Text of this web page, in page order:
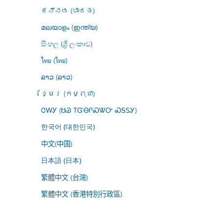
ಕನ್ನಡ (ಭಾರತ)
മലയാളം (ഇന്ത്യ)
සිංහල (ශ්‍රී ලංකාව)
ไทย (ไทย)
ລາວ (ລາວ)
ខ្មែរ (កម្ពុជា)
ᏣᎳᎩ (ᏌᏊ ᎢᏳᎾᎵᏍᏔᏅ ᏍᎦᏚᎩ)
한국어 (대한민국)
中文(中国)
日本語 (日本)
繁體中文 (台灣)
繁體中文 (香港特別行政區)